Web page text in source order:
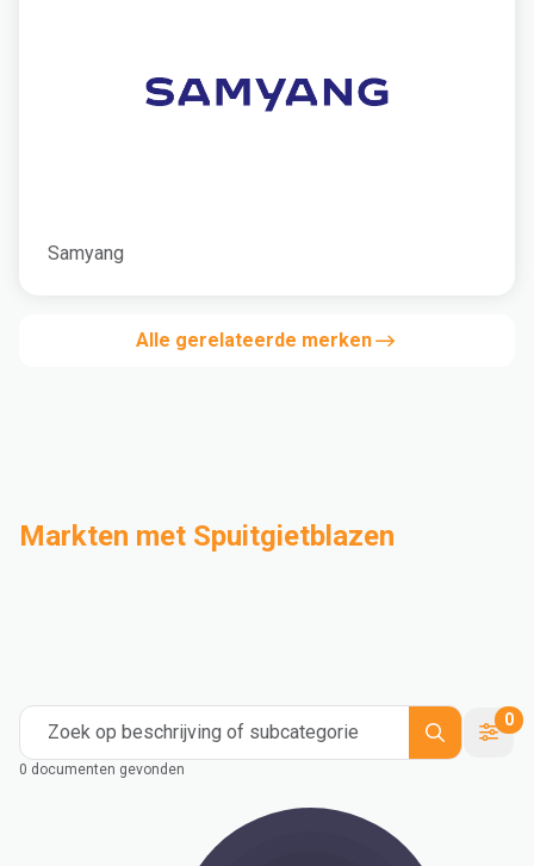
Samyang
Alle gerelateerde merken
Markten met Spuitgietblazen
Zoek op beschrijving of subcategorie
0
0 documenten gevonden